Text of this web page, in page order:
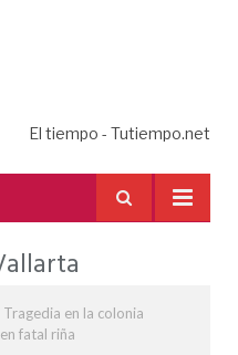
El tiempo - Tutiempo.net
Tragedia en la colonia
fatal riña